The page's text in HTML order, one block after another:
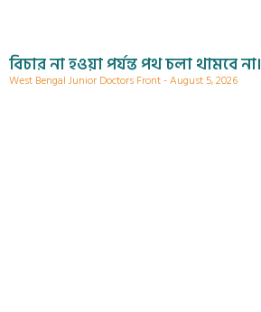
বিচার না হওয়া পর্যন্ত পথ চলা থামবে না।
West Bengal Junior Doctors Front August 5, 2026